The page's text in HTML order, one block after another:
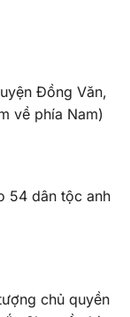
Đồng Văn,
về phía Nam)
54 dân tộc anh
chủ quyền